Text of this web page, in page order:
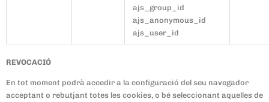
ajs_group_id
ajs_anonymous_id
ajs_user_id
REVOCACIÓ
En tot moment podrà accedir a la configuració del seu navegador
acceptant o rebutjant totes les cookies, o bé seleccionant aquelles de